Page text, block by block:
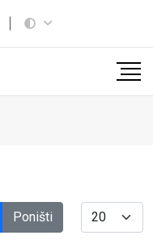
Poništi Display #